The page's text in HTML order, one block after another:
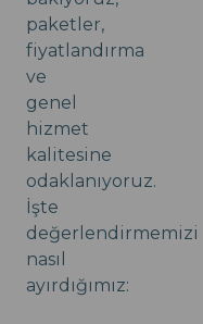
paketler,
fiyatlandırma
ve
genel
hizmet
kalitesine
odaklanıyoruz.
İşte
değerlendirmemizi
nasıl
ayırdığımız: